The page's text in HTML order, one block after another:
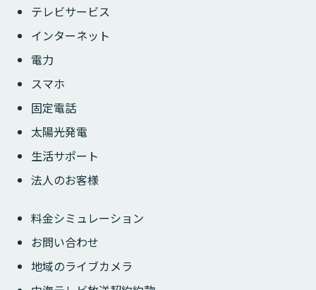
テレビサービス
インターネット
電力
スマホ
固定電話
太陽光発電
生活サポート
法人のお客様
料金シミュレーション
お問い合わせ
地域のライブカメラ